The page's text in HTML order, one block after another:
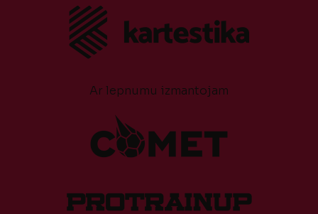
Ar lepnumu izmantojam